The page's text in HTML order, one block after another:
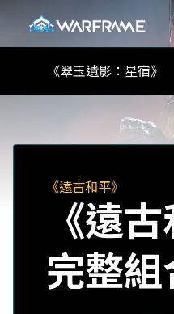
《翠玉遺影：星宿》
《遠古和平》
《遠古
完整組